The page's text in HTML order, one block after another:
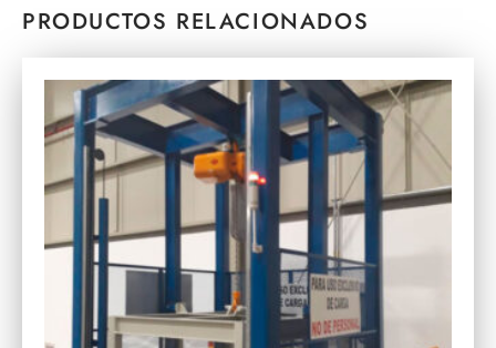
PRODUCTOS RELACIONADOS